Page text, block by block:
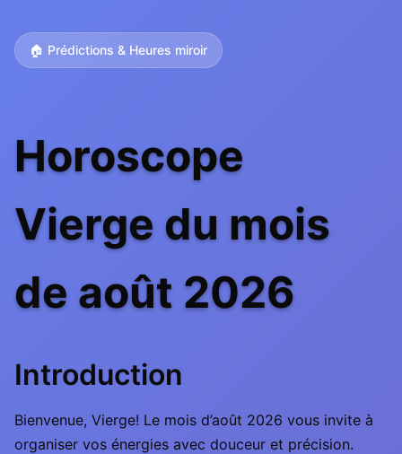
🏠 Prédictions & Heures miroir
Horoscope
Vierge du mois
de août 2026
Introduction
Bienvenue, Vierge! Le mois d’août 2026 vous invite à
organiser vos énergies avec douceur et précision.